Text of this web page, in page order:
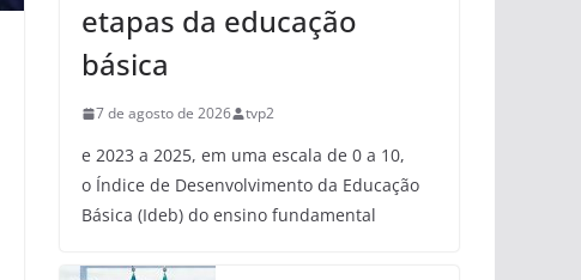
etapas da educação
básica
7 de agosto de 2026 tvp2
e 2023 a 2025, em uma escala de 0 a 10,
o Índice de Desenvolvimento da Educação
Básica (Ideb) do ensino fundamental